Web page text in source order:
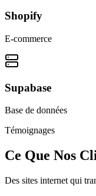
Shopify
E-commerce
Supabase
Base de données
Témoignages
Ce Que Nos
Des sites internet qui